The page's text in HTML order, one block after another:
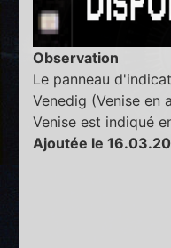
Observation
Le panneau
Venedig (Venise en
Venise est indiqué
Ajoutée le